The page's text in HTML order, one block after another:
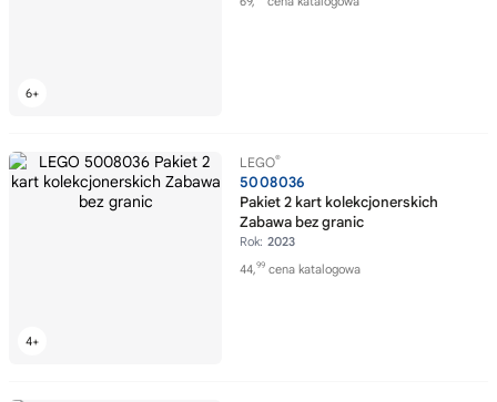
LEGO®
5008036
Pakiet 2 kart kolekcjonerskich
Zabawa bez granic
Rok: 2023
44,99 cena katalogowa